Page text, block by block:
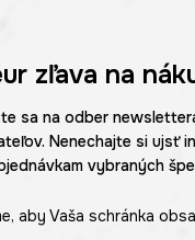
zľava na
sa na odber
Nenechajte si ujsť
vybraných
aby Vaša schránka